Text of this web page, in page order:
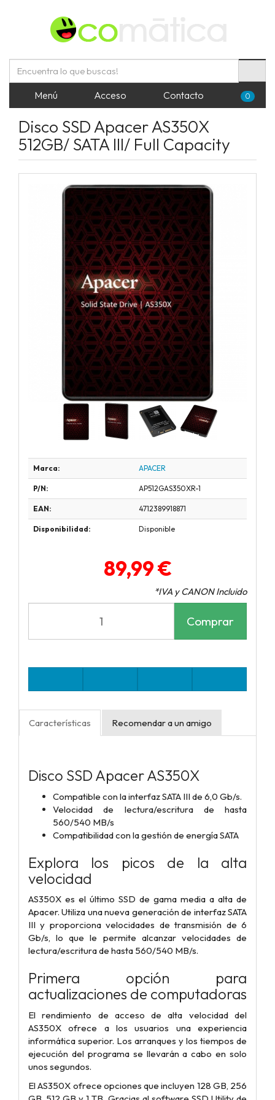
Menú Acceso Contacto 0
Disco SSD Apacer AS350X
512GB/ SATA III/ Full Capacity
Marca: APACER
P/N: AP512GAS350XR-1
EAN: 4712389918871
Disponibilidad: Disponible
89,99 €
*IVA y CANON Incluido
Comprar
Características Recomendar a un amigo
Disco SSD Apacer AS350X
Compatible con la interfaz SATA III de 6,0 Gb/s.
Velocidad de lectura/escritura de hasta
560/540 MB/s
Compatibilidad con la gestión de energía SATA
Explora los picos de la alta
velocidad
AS350X es el último SSD de gama media a alta de
Apacer. Utiliza una nueva generación de interfaz SATA
III y proporciona velocidades de transmisión de 6
Gb/s, lo que le permite alcanzar velocidades de
lectura/escritura de hasta 560/540 MB/s.
Primera opción para
actualizaciones de computadoras
El rendimiento de acceso de alta velocidad del
AS350X ofrece a los usuarios una experiencia
informática superior. Los arranques y los tiempos de
ejecución del programa se llevarán a cabo en solo
unos segundos.
El AS350X ofrece opciones que incluyen 128 GB, 256